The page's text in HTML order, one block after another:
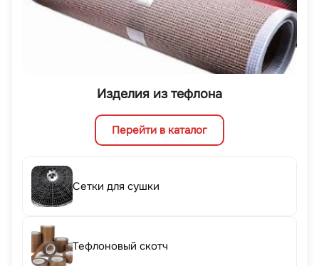
Изделия из тефлона
Перейти в каталог
Сетки для сушки
Тефлоновый скотч